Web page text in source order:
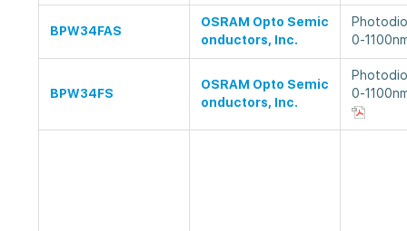
BPW34FAS
OSRAM Opto Semic
onductors, Inc.
0-
BPW34FS
OSRAM Opto Semic
onductors, Inc.
0-